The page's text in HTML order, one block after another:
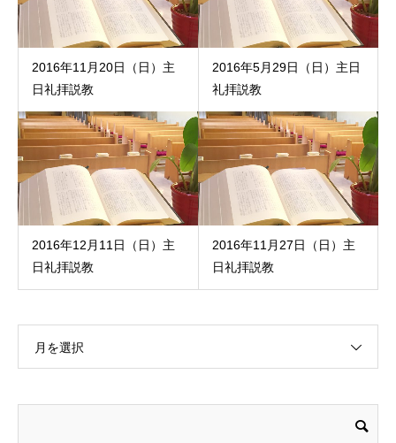
2016年11月20日（日）主
日礼拝説教
2016年5月29日（日）主日
礼拝説教
2016年12月11日（日）主
日礼拝説教
2016年11月27日（日）主
日礼拝説教
月を選択